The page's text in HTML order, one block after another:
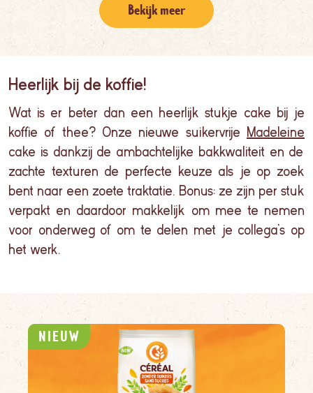
Bekijk meer
Heerlijk bij de koffie!
Wat is er beter dan een heerlijk stukje cake bij je
koffie of thee? Onze nieuwe suikervrije Madeleine
cake is dankzij de ambachtelijke bakkwaliteit en de
zachte texturen de perfecte keuze als je op zoek
bent naar een zoete traktatie. Bonus: ze zijn per stuk
verpakt en daardoor makkelijk om mee te nemen
voor onderweg of om te delen met je collega’s op
het werk.
NIEUW